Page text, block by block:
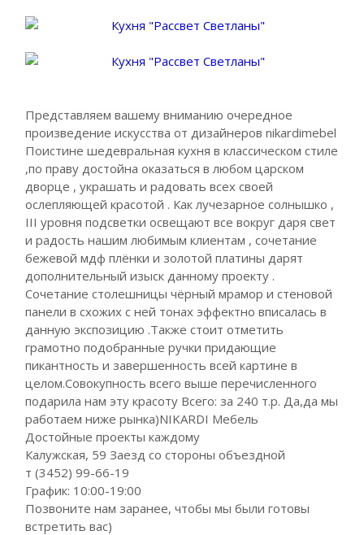
Представляем вашему вниманию очередное
произведение искусства от дизайнеров nikardimebel
Поистине шедевральная кухня в классическом стиле
,по праву достойна оказаться в любом царском
дворце , украшать и радовать всех своей
ослепляющей красотой . Как лучезарное солнышко ,
III уровня подсветки освещают все вокруг даря свет
и радость нашим любимым клиентам , сочетание
бежевой мдф плёнки и золотой платины дарят
дополнительный изыск данному проекту .
Сочетание столешницы чёрный мрамор и стеновой
панели в схожих с ней тонах эффектно вписалась в
данную экспозицию .Также стоит отметить
грамотно подобранные ручки придающие
пикантность и завершенность всей картине в
целом.Совокупность всего выше перечисленного
подарила нам эту красоту Всего: за 240 т.р. Да,да мы
работаем ниже рынка)NIKARDI Мебель
Достойные проекты каждому
Калужская, 59 Заезд со стороны объездной
т (3452) 99-66-19
График: 10:00-19:00
Позвоните нам заранее, чтобы мы были готовы
встретить вас)